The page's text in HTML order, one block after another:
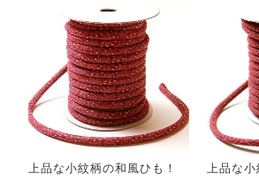
上品な小紋柄の和風ひも！
上品な